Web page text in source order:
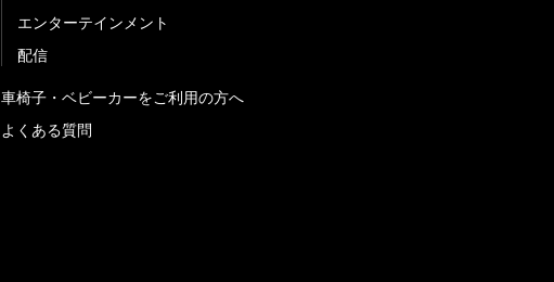
エンターテインメント
配信
車椅子・ベビーカーをご利用の方へ
よくある質問